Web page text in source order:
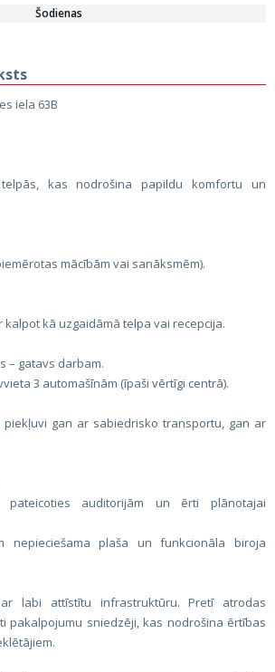
Šodienas
iela 63B
kas nodrošina papildu komfortu un
mācībām vai sanāksmēm).
kalpot kā uzgaidāmā telpa vai recepcija.
– gatavs darbam.
3 automašīnām (īpaši vērtīgi centrā).
piekļuvi gan ar sabiedrisko transportu, gan ar
pateicoties auditorijām un ērti plānotajai
nepieciešama plaša un funkcionāla biroja
labi attīstītu infrastruktūru. Pretī atrodas
pakalpojumu sniedzēji, kas nodrošina ērtības